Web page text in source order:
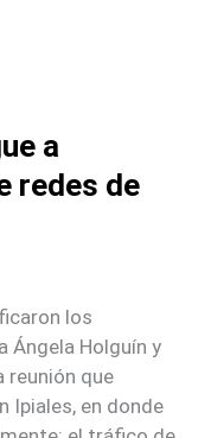
a
redes de
los
Ángela Holguín y
reunión que
Ipiales, en donde